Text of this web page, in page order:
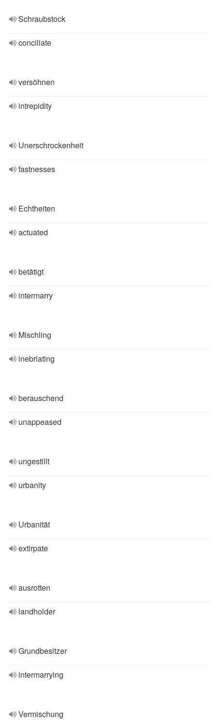
Schraubstock
conciliate
versöhnen
intrepidity
Unerschrockenheit
fastnesses
Echtheiten
actuated
betätigt
intermarry
Mischling
inebriating
berauschend
unappeased
ungestillt
urbanity
Urbanität
extirpate
ausrotten
landholder
Grundbesitzer
intermarrying
Vermischung